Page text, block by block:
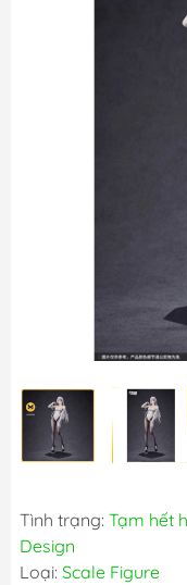
Tình trạng: Tạm hết
Design
Loại: Scale Figure